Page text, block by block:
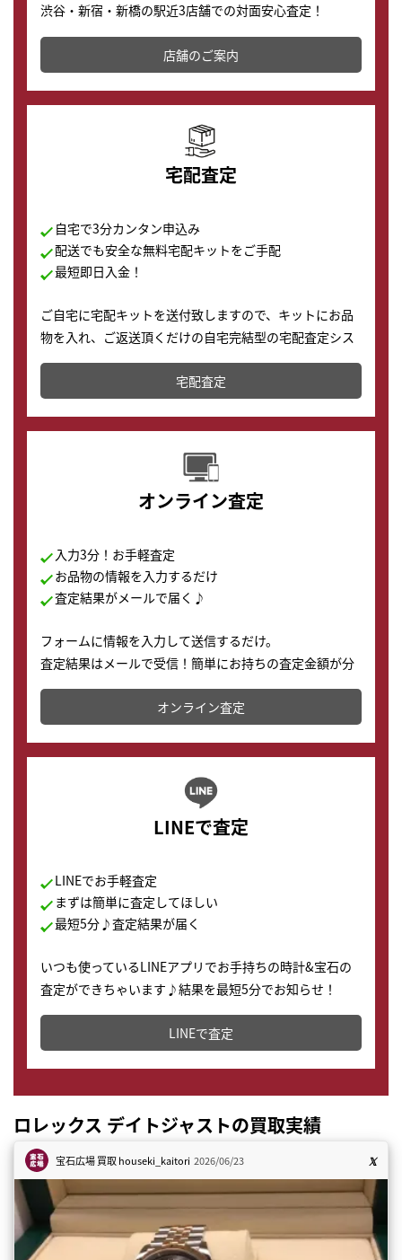
渋谷・新宿・新橋の駅近3店舗での対面安心査定！
その場で現金買取致します。渋谷本店では、時計販売の
店舗を併設しており、下取りに出してお得に新しい時計
の購入もできます♪
店舗のご案内
宅配査定
自宅で3分カンタン申込み
配送でも安全な無料宅配キットをご手配
最短即日入金！
ご自宅に宅配キットを送付致しますので、キットにお品
物を入れ、ご返送頂くだけの自宅完結型の宅配査定シス
テムです。
配送でも簡単&安全に査定・買取に出すことが可能で
す。
宅配査定
オンライン査定
入力3分！お手軽査定
お品物の情報を入力するだけ
査定結果がメールで届く♪
フォームに情報を入力して送信するだけ。
査定結果はメールで受信！簡単にお持ちの査定金額が分
かります。
オンライン査定
LINEで査定
LINEでお手軽査定
まずは簡単に査定してほしい
最短5分♪査定結果が届く
いつも使っているLINEアプリでお手持ちの時計&宝石の
査定ができちゃいます♪結果を最短5分でお知らせ！
どこからでもすぐに査定金額を知ることが出来ます。
LINEで査定
ロレックス デイトジャストの買取実績
宝石広場 買取houseki_kaitori 2026/06/23